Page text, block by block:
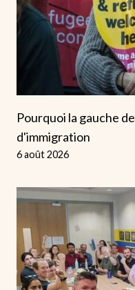
Pourquoi la gauche
d'immigration
6 août 2026